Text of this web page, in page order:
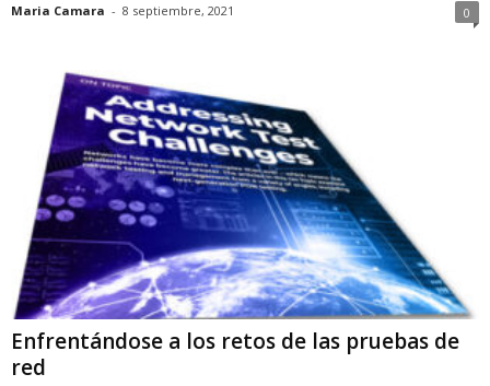
Maria Camara - 8 septiembre, 2021 0
Enfrentándose a los retos de las pruebas de
red